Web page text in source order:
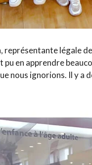
représentante légale
pu en apprendre
nous ignorions. Il y a